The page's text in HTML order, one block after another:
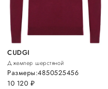
CUDGI
Джемпер шерстяной
10 120 руб.
Размеры:4850525456